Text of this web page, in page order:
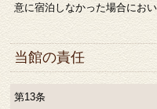
意に宿泊しなかった場合にお
当館の責任
第13条